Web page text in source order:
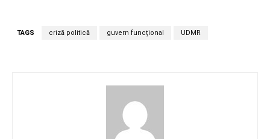
TAGS criză politică guvern funcțional UDMR